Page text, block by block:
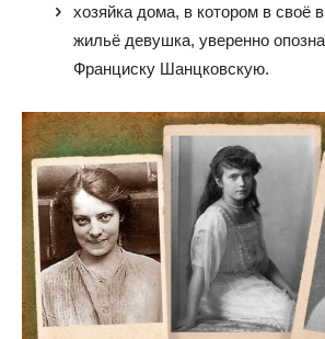
хозяйка дома, в котором в своё
жильё девушка, уверенно
Франциску Шанцковскую.